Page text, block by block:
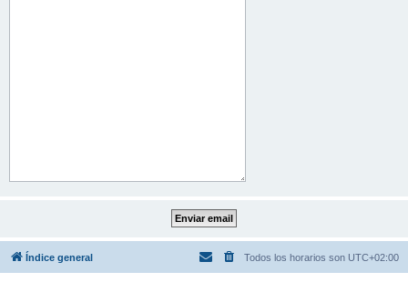
Índice general Todos los horarios son UTC+02:00